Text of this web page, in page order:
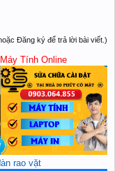
Đăng ký để trả lời bài viết.)
Tính Online
rao vặt